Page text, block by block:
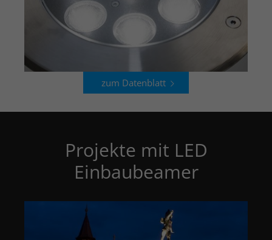
zum Datenblatt
Projekte mit LED
Einbaubeamer
Zweck
Session-Name für den jeweilgen
Benutzer gespeichert. Dieser Session-
Cookie wird verwendet, um den
Benutzer wiedererkennen zu können.
Zweck
Cookie registriert eine eindeutige ID, um
Statistiken der Videos von YouTube, die
der Benutzer gesehen hat, zu behalten.